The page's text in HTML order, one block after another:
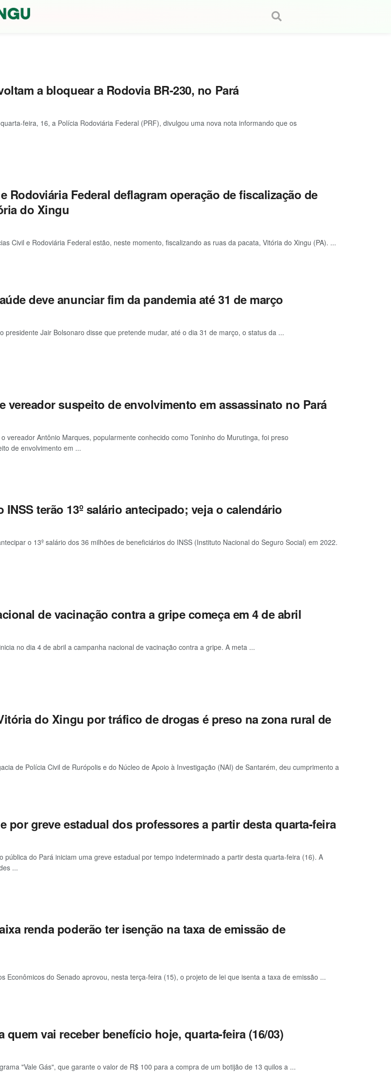
a bloquear a Rodovia BR-230, no Pará
feira, 16, a Polícia Rodoviária Federal (PRF), divulgou uma nova nota informando que os
Rodoviária Federal deflagram operação de fiscalização de
do Xingu
Civil e Rodoviária Federal estão, neste momento, fiscalizando as ruas da pacata, Vitória do Xingu (PA). ...
deve anunciar fim da pandemia até 31 de março
presidente Jair Bolsonaro disse que pretende mudar, até o dia 31 de março, o status da ...
vereador suspeito de envolvimento em assassinato no Pará
vereador Antônio Marques, popularmente conhecido como Toninho do Murutinga, foi preso
de envolvimento em ...
INSS terão 13º salário antecipado; veja o calendário
o 13º salário dos 36 milhões de beneficiários do INSS (Instituto Nacional do Seguro Social) em 2022.
de vacinação contra a gripe começa em 4 de abril
no dia 4 de abril a campanha nacional de vacinação contra a gripe. A meta ...
do Xingu por tráfico de drogas é preso na zona rural de
de Polícia Civil de Rurópolis e do Núcleo de Apoio à Investigação (NAI) de Santarém, deu cumprimento a
por greve estadual dos professores a partir desta quarta-feira
pública do Pará iniciam uma greve estadual por tempo indeterminado a partir desta quarta-feira (16). A
...
renda poderão ter isenção na taxa de emissão de
Econômicos do Senado aprovou, nesta terça-feira (15), o projeto de lei que isenta a taxa de emissão ...
quem vai receber benefício hoje, quarta-feira (16/03)
"Vale Gás", que garante o valor de R$ 100 para a compra de um botijão de 13 quilos a ...